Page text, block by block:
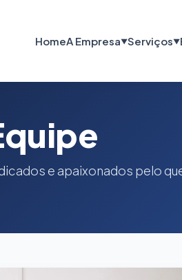
HomeA Empresa▼Serviços▼
e apaixonados pelo